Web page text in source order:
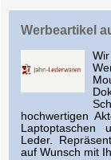
Werbeartikel
hochwertigen
Laptoptaschen
Leder.
auf Wunsch mit